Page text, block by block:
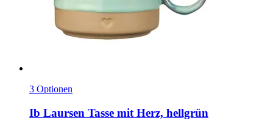
3 Optionen
Ib Laursen Tasse mit Herz, hellgrün